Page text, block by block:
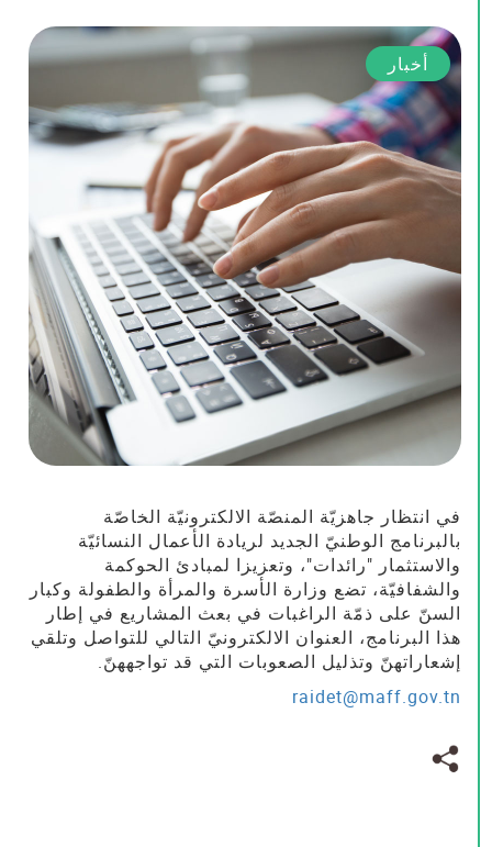
أخبار
في انتظار جاهزيّة المنصّة الالكترونيّة الخاصّة
بالبرنامج الوطنيّ الجديد لريادة الأعمال النسائيّة
والاستثمار "رائدات"، وتعزيزا لمبادئ الحوكمة
والشفافيّة، تضع وزارة الأسرة والمرأة والطفولة وكبار
السنّ على ذمّة الراغبات في بعث المشاريع في إطار
هذا البرنامج، العنوان الالكترونيّ التالي للتواصل وتلقي
إشعاراتهنّ وتذليل الصعوبات التي قد تواجههنّ.
raidet@maff.gov.tn